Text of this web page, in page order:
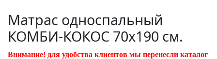
Матрас односпальный
КОМБИ-КОКОС 70х190 см.
Внимание! для удобства клиентов мы перенесли каталог